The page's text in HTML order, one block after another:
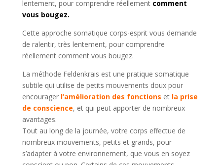
lentement, pour comprendre réellement comment
vous bougez.
Cette approche somatique corps-esprit vous demande
de ralentir, très lentement, pour comprendre
réellement comment vous bougez.
La méthode Feldenkrais est une pratique somatique
subtile qui utilise de petits mouvements doux pour
encourager l’amélioration des fonctions et la prise
de conscience, et qui peut apporter de nombreux
avantages.
Tout au long de la journée, votre corps effectue de
nombreux mouvements, petits et grands, pour
s’adapter à votre environnement, que vous en soyez